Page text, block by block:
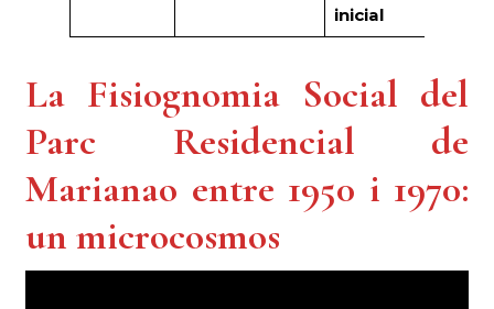
inicial
La Fisiognomia Social del
Parc Residencial de
Marianao entre 1950 i 1970:
un microcosmos